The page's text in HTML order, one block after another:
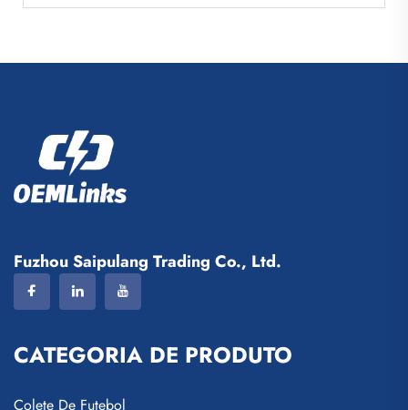
Fuzhou Saipulang Trading Co., Ltd.
CATEGORIA DE PRODUTO
Colete De Futebol